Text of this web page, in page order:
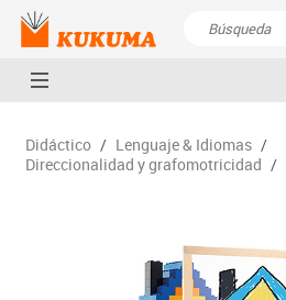
Didáctico / Lenguaje & Idiomas /
Direccionalidad y grafomotricidad /